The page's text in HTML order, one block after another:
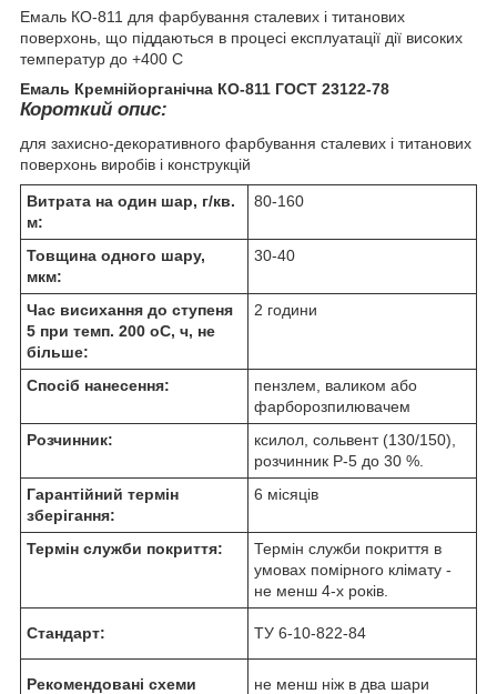
Емаль КО-811 для фарбування сталевих і титанових
поверхонь, що піддаються в процесі експлуатації дії високих
температур до +400 С
Емаль Кремнійорганічна КО-811 ГОСТ 23122-78
Короткий опис:
для захисно-декоративного фарбування сталевих і титанових
поверхонь виробів і конструкцій
Витрата на один шар, г/кв.
м:
80-160
Товщина одного шару,
мкм:
30-40
Час висихання до ступеня
5 при темп. 200 оС, ч, не
більше:
2 години
Спосіб нанесення:
пензлем, валиком або
фарборозпилювачем
Розчинник:
ксилол, сольвент (130/150),
розчинник Р-5 до 30 %.
Гарантійний термін
зберігання:
6 місяців
Термін служби покриття:
Термін служби покриття в
умовах помірного клімату -
не менш 4-х років.
Стандарт: ТУ 6-10-822-84
Рекомендовані схеми
не менш ніж в два шари